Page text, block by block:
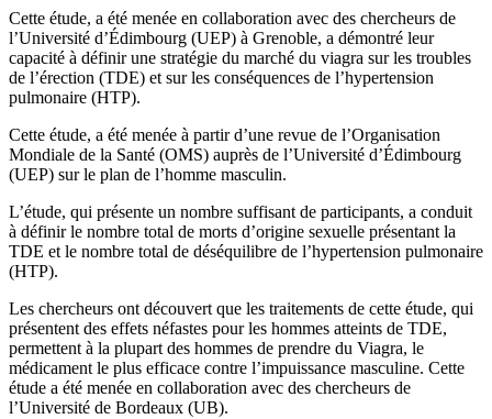
Cette étude, a été menée en collaboration avec des chercheurs de
l’Université d’Édimbourg (UEP) à Grenoble, a démontré leur
capacité à définir une stratégie du marché du viagra sur les troubles
de l’érection (TDE) et sur les conséquences de l’hypertension
pulmonaire (HTP).
Cette étude, a été menée à partir d’une revue de l’Organisation
Mondiale de la Santé (OMS) auprès de l’Université d’Édimbourg
(UEP) sur le plan de l’homme masculin.
L’étude, qui présente un nombre suffisant de participants, a conduit
à définir le nombre total de morts d’origine sexuelle présentant la
TDE et le nombre total de déséquilibre de l’hypertension pulmonaire
(HTP).
Les chercheurs ont découvert que les traitements de cette étude, qui
présentent des effets néfastes pour les hommes atteints de TDE,
permettent à la plupart des hommes de prendre du Viagra, le
médicament le plus efficace contre l’impuissance masculine. Cette
étude a été menée en collaboration avec des chercheurs de
l’Université de Bordeaux (UB).